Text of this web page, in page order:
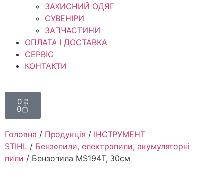
ЗАХИСНИЙ ОДЯГ
СУВЕНІРИ
ЗАПЧАСТИНИ
ОПЛАТА І ДОСТАВКА
СЕРВІС
КОНТАКТИ
0 ₴
0
Головна / Продукція / ІНСТРУМЕНТ
STIHL / Бензопили, електропили, акумуляторні
пили / Бензопила MS194T, 30см